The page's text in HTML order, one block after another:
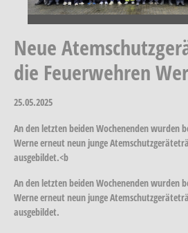
Neue
die Feuerwehren
25.05.2025
An den letzten beiden Wochenenden wurden
Werne erneut neun junge
ausgebildet.<b
An den letzten beiden Wochenenden wurden
Werne erneut neun junge
ausgebildet.